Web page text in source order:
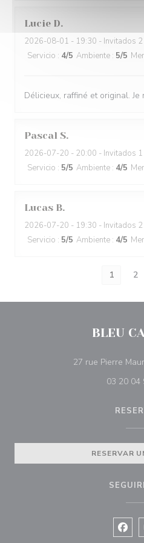
Lucie D
2026-08-01 - 19:30 - Invitados 2
Servicio : 4/5 Ambiente : 5/5
Délicieux, raffiné et original. Je
Pascal S
2026-07-20 - 20:00 - Invitados 1
Servicio : 5/5 Ambiente : 4/5
Lucas B
2026-07-20 - 19:30 - Invitados 2
Servicio : 5/5 Ambiente : 4/5
1 2
BLEU
27 rue Pierre
03 20 04
RESERVAR